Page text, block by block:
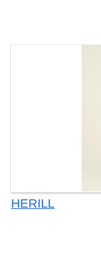
HERILL